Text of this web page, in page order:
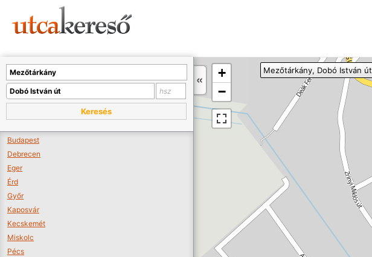
+
−
Mezőtárkány, Dobó István út
Keresés
Budapest
Debrecen
Eger
Érd
Győr
Kaposvár
Kecskemét
Miskolc
Pécs
A térképet kicsinyíteni kell, hogy látszódjanak a boltok.
Boltok látszódjanak >>